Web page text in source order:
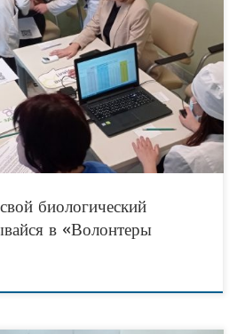
фаза реализации социально значимого
Напомним, что цель запущенной в прошлом
увеличения продолжительности и
биологический
в «Волонтеры